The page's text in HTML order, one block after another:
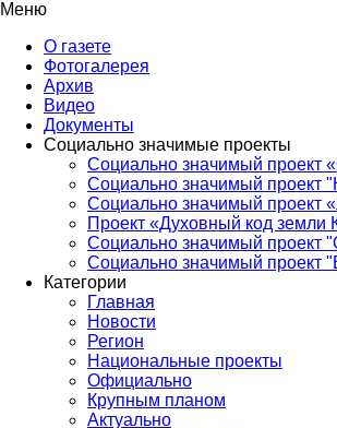
Меню
О газете
Фотогалерея
Архив
Видео
Документы
Социально значимые проекты
Социально значимый проект
Социально значимый проект
Социально значимый проект
Проект «Духовный код земли
Социально значимый проект
Социально значимый проект
Категории
Главная
Новости
Регион
Национальные проекты
Официально
Крупным планом
Актуально